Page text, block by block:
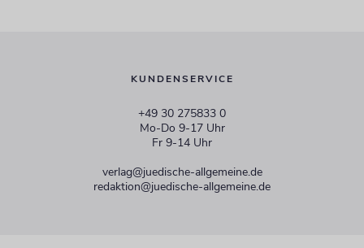
KUNDENSERVICE
+49 30 275833 0
Mo-Do 9-17 Uhr
Fr 9-14 Uhr
verlag@juedische-allgemeine.de
redaktion@juedische-allgemeine.de